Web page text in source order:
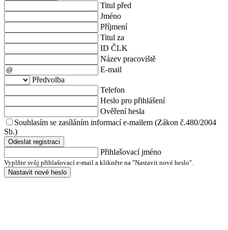
Titul před
Jméno
Příjmení
Titul za
ID ČLK
Název pracoviště
E-mail
Předvolba
Telefon
Heslo pro přihlášení
Ověření hesla
Souhlasím se zasíláním informací e-mailem (Zákon č.480/2004
Sb.)
Odeslat registraci
Přihlašovací jméno
Vyplňte svůj přihlašovací e-mail a klikněte na "Nastavit nové heslo".
Nastavit nové heslo